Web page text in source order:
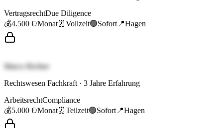
VertragsrechtDue Diligence
💰4.500 €/Monat⏰Vollzeit🟢Sofort 📍Hagen
Marco Richter
Rechtswesen Fachkraft · 3 Jahre Erfahrung
ArbeitsrechtCompliance
💰5.000 €/Monat⏰Teilzeit🟢Sofort 📍Hagen